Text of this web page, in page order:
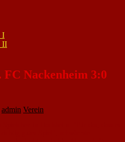
I
II
FC Nackenheim 3:0
admin Verein